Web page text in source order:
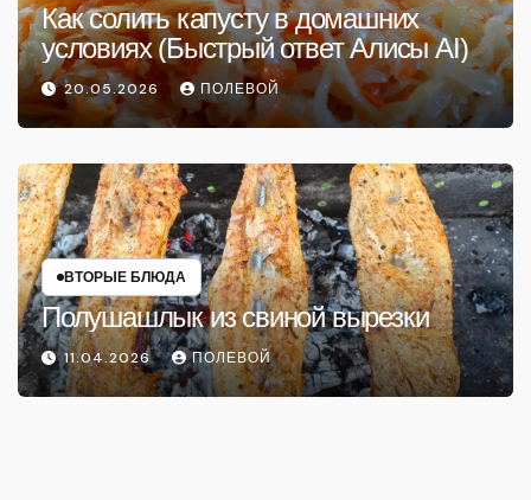
Как солить капусту в домашних
условиях (Быстрый ответ Алисы AI)
20.05.2026 ПОЛЕВОЙ
ВТОРЫЕ БЛЮДА
Полушашлык из свиной вырезки
11.04.2026 ПОЛЕВОЙ